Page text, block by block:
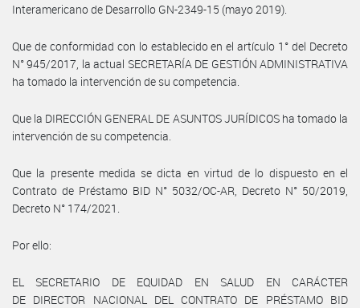
Interamericano de Desarrollo GN-2349-15 (mayo 2019).
Que de conformidad con lo establecido en el artículo 1° del Decreto
N° 945/2017, la actual SECRETARÍA DE GESTIÓN ADMINISTRATIVA
ha tomado la intervención de su competencia.
Que la DIRECCIÓN GENERAL DE ASUNTOS JURÍDICOS ha tomado la
intervención de su competencia.
Que la presente medida se dicta en virtud de lo dispuesto en el
Contrato de Préstamo BID N° 5032/OC-AR, Decreto N° 50/2019,
Decreto N° 174/2021.
Por ello:
EL SECRETARIO DE EQUIDAD EN SALUD EN CARÁCTER
DE DIRECTOR NACIONAL DEL CONTRATO DE PRÉSTAMO BID